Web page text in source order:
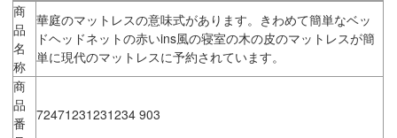
商
品
名
称
華庭のマットレスの意味式があります。きわめて簡単なベッ
ドヘッドネットの赤いins風の寝室の木の皮のマットレスが簡
単に現代のマットレスに予約されています。
商
品
番
72471231231234 903